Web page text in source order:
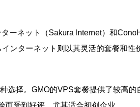
ーネット（Sakura Internet）和
ンターネット则以其灵活的套餐和性
择。GMO的VPS套餐提供了较高
受到好评，尤其适合初创企业。